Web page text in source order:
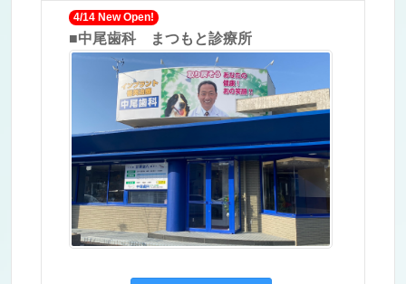
■中尾歯科 まつもと診療所